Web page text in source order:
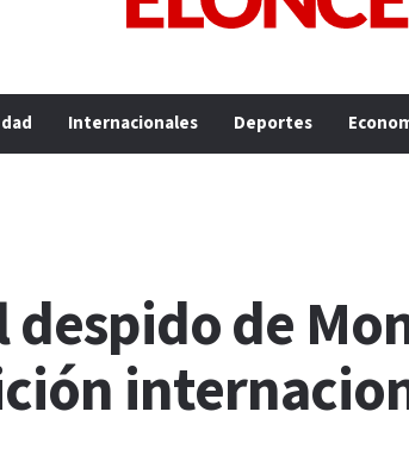
Internacionales Deportes
despido de